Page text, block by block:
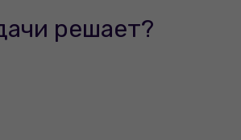
решает?